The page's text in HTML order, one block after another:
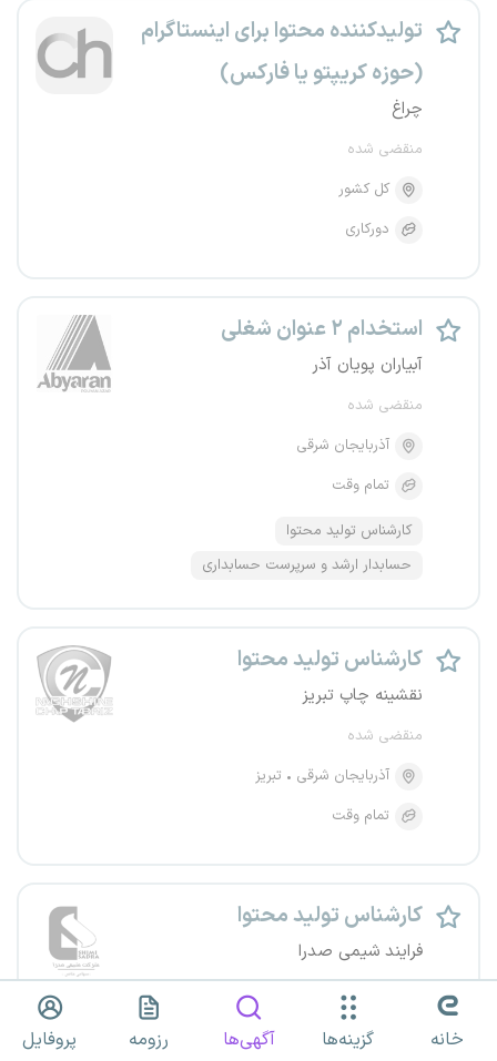
تولیدکننده محتوا برای اینستاگرام
(حوزه کریپتو یا فارکس)
چراغ
منقضی شده
کل کشور
دورکاری
استخدام ۲ عنوان شغلی
آبیاران پویان آذر
منقضی شده
آذربایجان شرقی
تمام وقت
کارشناس تولید محتوا
حسابدار ارشد و سرپرست حسابداری
کارشناس تولید محتوا
نقشینه چاپ تبریز
منقضی شده
آذربایجان شرقی
تبریز
تمام وقت
کارشناس تولید محتوا
فرایند شیمی صدرا
منقضی شده
آذربایجان شرقی
تبریز خانه گزینه‌ها آگهی‌ها رزومه پروفایل